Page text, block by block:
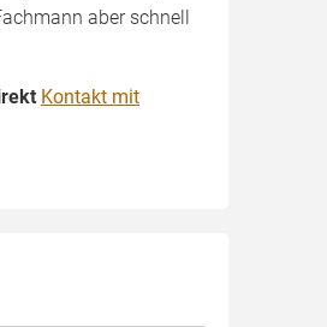
aber schnell
Kontakt mit